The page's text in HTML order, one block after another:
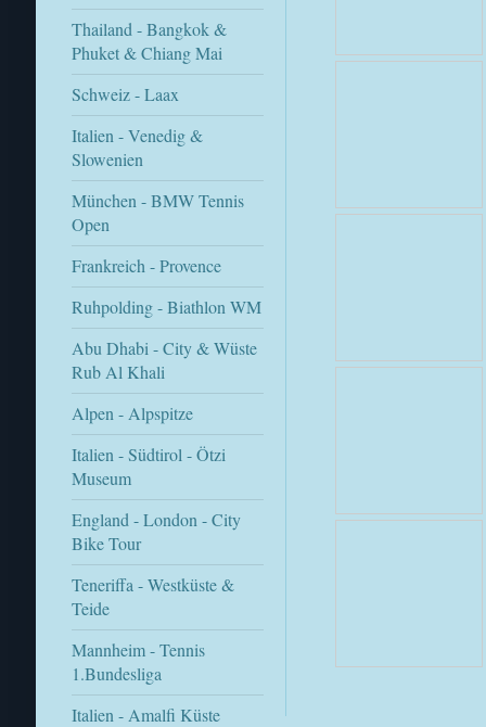
Thailand - Bangkok &
Phuket & Chiang Mai
Schweiz - Laax
Italien - Venedig &
Slowenien
München - BMW Tennis
Open
Frankreich - Provence
Ruhpolding - Biathlon WM
Abu Dhabi - City & Wüste
Rub Al Khali
Alpen - Alpspitze
Italien - Südtirol - Ötzi
Museum
England - London - City
Bike Tour
Teneriffa - Westküste &
Teide
Mannheim - Tennis
1.Bundesliga
Italien - Amalfi Küste